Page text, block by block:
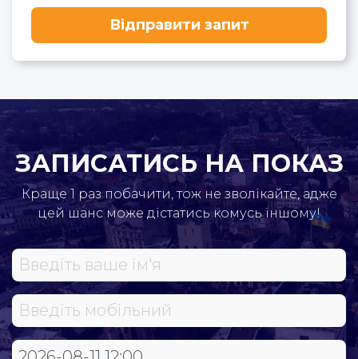
Відправити запит
ЗАПИСАТИСЬ НА ПОКАЗ
Краще 1 раз побачити, тож не зволікайте, адже
цей шанс може дістатись комусь іншому!